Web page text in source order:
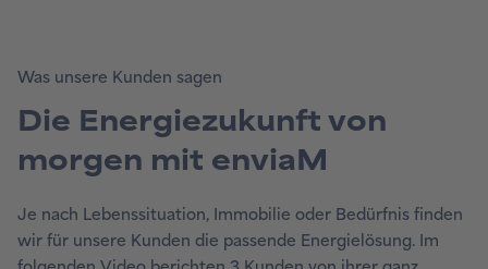
Was unsere Kunden sagen
Die Energiezukunft von
morgen mit enviaM
Je nach Lebenssituation, Immobilie oder Bedürfnis finden
wir für unsere Kunden die passende Energielösung. Im